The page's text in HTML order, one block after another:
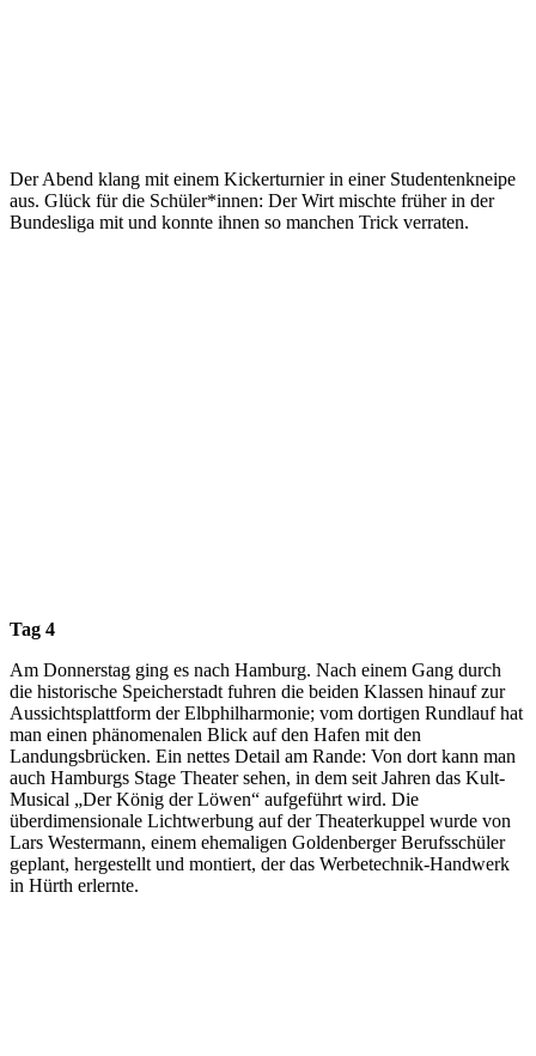
Der Abend klang mit einem Kickerturnier in einer Studentenkneipe
aus. Glück für die Schüler*innen: Der Wirt mischte früher in der
Bundesliga mit und konnte ihnen so manchen Trick verraten.
Tag 4
Am Donnerstag ging es nach Hamburg. Nach einem Gang durch
die historische Speicherstadt fuhren die beiden Klassen hinauf zur
Aussichtsplattform der Elbphilharmonie; vom dortigen Rundlauf hat
man einen phänomenalen Blick auf den Hafen mit den
Landungsbrücken. Ein nettes Detail am Rande: Von dort kann man
auch Hamburgs Stage Theater sehen, in dem seit Jahren das Kult-
Musical „Der König der Löwen“ aufgeführt wird. Die
überdimensionale Lichtwerbung auf der Theaterkuppel wurde von
Lars Westermann, einem ehemaligen Goldenberger Berufsschüler
geplant, hergestellt und montiert, der das Werbetechnik-Handwerk
in Hürth erlernte.